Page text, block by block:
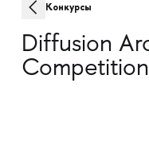
Конкурсы
Diffusion
Competition